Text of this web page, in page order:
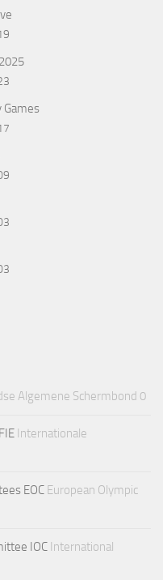
Games
Algemene Schermbond 0
FIE Internationale
EOC European Olympic
IOC International